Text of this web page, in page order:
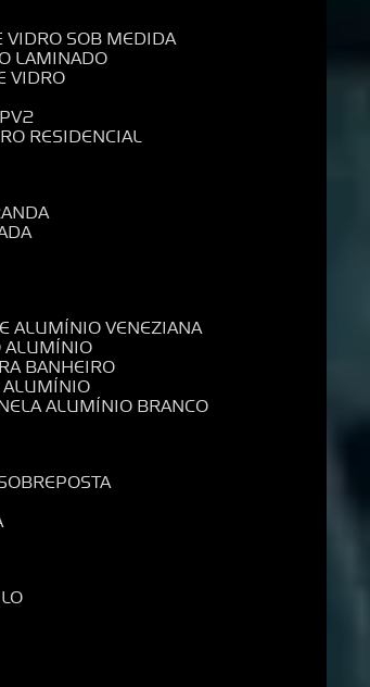
VIDRO SOB MEDIDA
LAMINADO
VIDRO
RESIDENCIAL
ALUMÍNIO VENEZIANA
ALUMÍNIO
BANHEIRO
ALUMÍNIO
ALUMÍNIO BRANCO